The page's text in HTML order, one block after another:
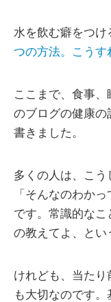
水を飲む癖をつ
つの方法。こうす
ここまで、食事、
のブログの健康の
書きました。
多くの人は、こう
「そんなのわか
です。常識的な
の教えてよ、とい
けれども、当た
も大切なのです